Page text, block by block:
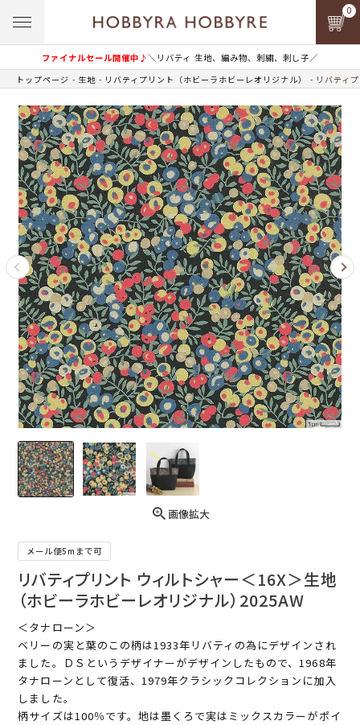
ファイナルセール開催中♪＼リバティ 生地、編み物、刺繍、刺し子／
0
トップページ 生地 リバティプリント（ホビーラホビーレオリジナル） リバティ
画像拡大
メール便5mまで可
リバティプリント ウィルトシャー＜16X＞生地
（ホビーラホビーレオリジナル）2025AW
＜タナローン＞
ベリーの実と葉のこの柄は1933年リバティの為にデザインされ
ました。ＤＳというデザイナーがデザインしたもので、1968年
タナローンとして復活、1979年クラシックコレクションに加入
しました。
柄サイズは100％です。地は墨くろで実はミックスカラーがポイ